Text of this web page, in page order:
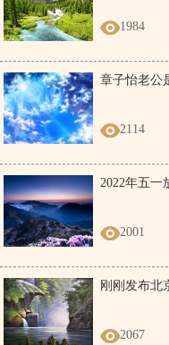
1984
章子怡老公
2114
2022年五一
2001
刚刚发布北
2067